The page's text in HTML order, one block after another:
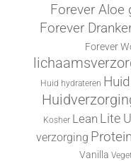
Forever Aloe
Forever
Forever
Huid hydrateren
Kosher Lean Lite
verzorging
Vanilla